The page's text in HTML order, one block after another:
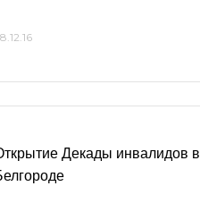
Декады инвалидов в